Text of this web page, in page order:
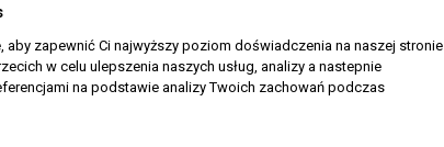
aby zapewnić Ci najwyższy poziom doświadczenia na naszej stronie
w celu ulepszenia naszych usług, analizy a nastepnie
na podstawie analizy Twoich zachowań podczas